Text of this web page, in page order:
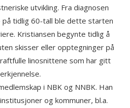
utvikling. Fra diagnosen
på tidlig 60-tall ble dette starten
Kristiansen begynte tidlig å
skisser eller opptegninger på
linosnittene som har gitt
i NBK og NNBK. Han
og kommuner, bl.a.